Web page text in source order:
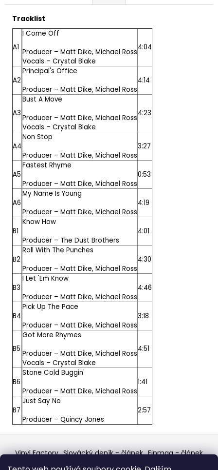
Tracklist
A1
I Come Off
Producer – Matt Dike, Michael Ross
Vocals – Crystal Blake
4:04
A2
Principal's Office
Producer – Matt Dike, Michael Ross
4:14
A3
Bust A Move
Producer – Matt Dike, Michael Ross
Vocals – Crystal Blake
4:23
A4
Non Stop
Producer – Matt Dike, Michael Ross
3:27
A5
Fastest Rhyme
Producer – Matt Dike, Michael Ross
0:53
A6
My Name Is Young
Producer – Matt Dike, Michael Ross
4:19
B1
Know How
Producer – The Dust Brothers
4:01
B2
Roll With The Punches
Producer – Matt Dike, Michael Ross
4:30
B3
I Let 'Em Know
Producer – Matt Dike, Michael Ross
4:46
B4
Pick Up The Pace
Producer – Matt Dike, Michael Ross
3:18
B5
Got More Rhymes
Producer – Matt Dike, Michael Ross
Vocals – Crystal Blake
4:51
B6
Stone Cold Buggin'
Producer – Matt Dike, Michael Ross
1:41
B7
Just Say No
Producer – Quincy Jones
2:57
Z
á Vinyl Factory Slovácký deník - článek Finmag - článek